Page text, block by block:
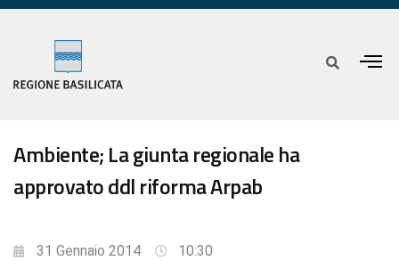
Ambiente; La giunta regionale ha
approvato ddl riforma Arpab
31 Gennaio 2014
10:30